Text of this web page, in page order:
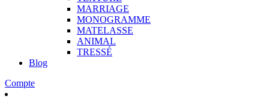
MARRIAGE
MONOGRAMME
MATELASSE
ANIMAL
TRESSÉ
Blog
Compte